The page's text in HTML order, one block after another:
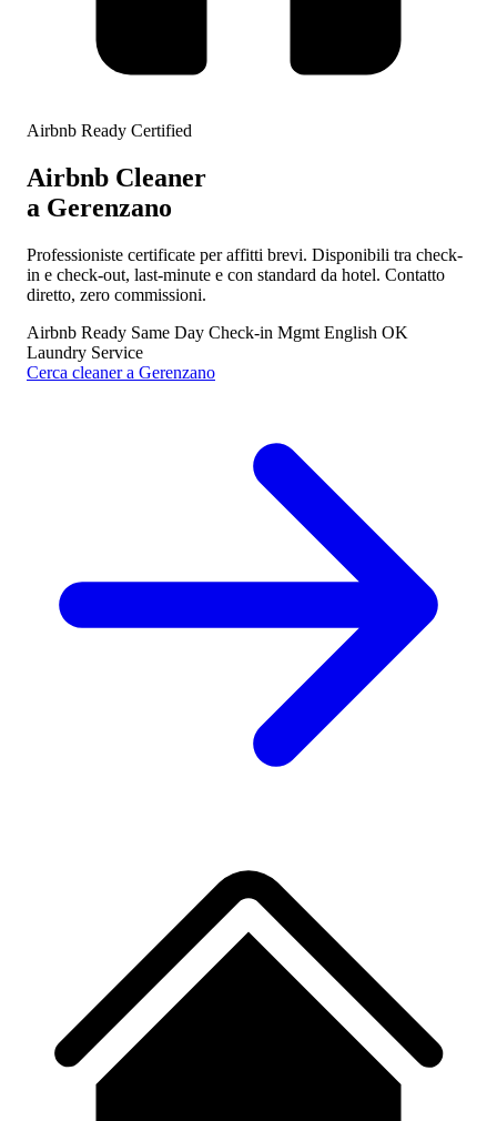
Airbnb Ready Certified
Airbnb Cleaner
a Gerenzano
Professioniste certificate per affitti brevi. Disponibili tra check-
in e check-out, last-minute e con standard da hotel. Contatto
diretto, zero commissioni.
Airbnb Ready Same Day Check-in Mgmt English OK
Laundry Service
Cerca cleaner a Gerenzano